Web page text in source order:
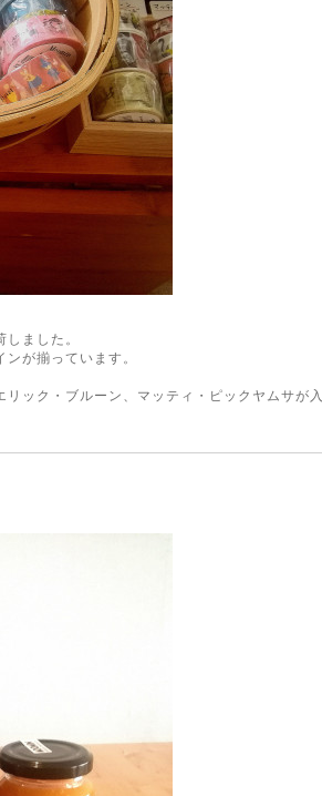
ました。
が揃っています。
ック・ブルーン、マッティ・ピックヤムサが入